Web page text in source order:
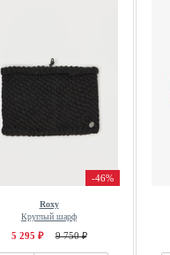
-46%
Roxy
Круглый шарф
5 295 ₽ 9 750 ₽